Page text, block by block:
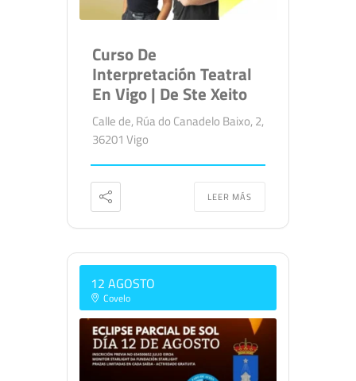
Curso De
Interpretación Teatral
En Vigo | De Ste Xeito
Calle de, Rúa do Canadelo Baixo, 2,
36201 Vigo
LEER MÁS
12 AGOSTO
Covelo